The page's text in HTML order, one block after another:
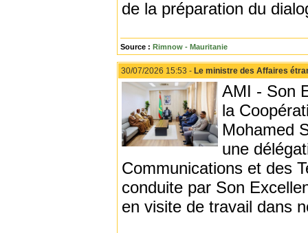
de la préparation du
Source : Rimnow - Mauritanie
30/07/2026 15:53 - Le ministre des Affaires
AMI - Son
la
Mohamed
une
Communications et des
conduite par Son
en visite de travail dans